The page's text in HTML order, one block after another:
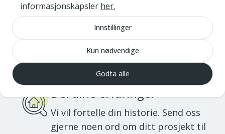
Den gode historien
Tidsskriftet skal fortelle den gode
historien om samfunnsbyggerne i
norske kommuner.
Del dine erfaringer
Vi vil fortelle din historie. Send oss
gjerne noen ord om ditt prosjekt til
informasjonskapsler her.
Innstillinger
Kun nødvendige
Godta alle